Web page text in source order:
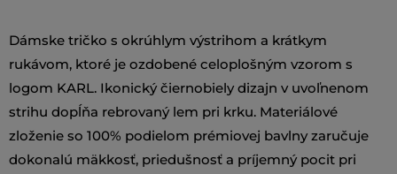
Dámske tričko s okrúhlym výstrihom a krátkym
rukávom, ktoré je ozdobené celoplošným vzorom s
logom KARL. Ikonický čiernobiely dizajn v uvoľnenom
strihu dopĺňa rebrovaný lem pri krku. Materiálové
zloženie so 100% podielom prémiovej bavlny zaručuje
dokonalú mäkkosť, priedušnosť a príjemný pocit pri